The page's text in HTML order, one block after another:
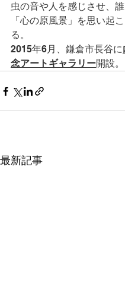
虫の音や人を感じさせ、誰
「心の原風景」を思い起
る。
2015年6月、鎌倉市長谷に
念アートギャラリー開設。
最新記事